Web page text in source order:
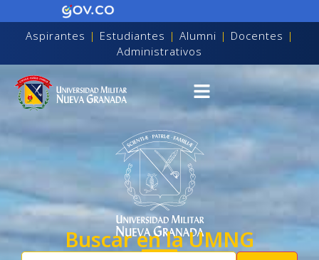
Aspirantes | Estudiantes | Alumni | Docentes |
Administrativos
Buscar en la UMNG